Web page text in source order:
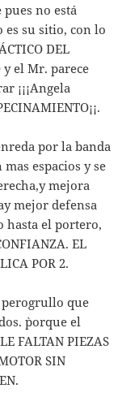
no está
es su sitio, con lo
DEL
y el Mr. parece
¡¡¡Angela
por la banda
espacios y se
mejora
mejor defensa
hasta el portero,
EL
POR 2.
perogrullo que
`porque el
FALTAN PIEZAS
SIN